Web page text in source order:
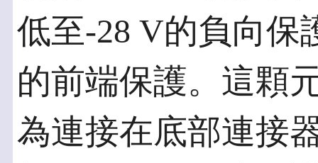
低至-28 V的負向保
的前端保護。這顆
為連接在底部連接